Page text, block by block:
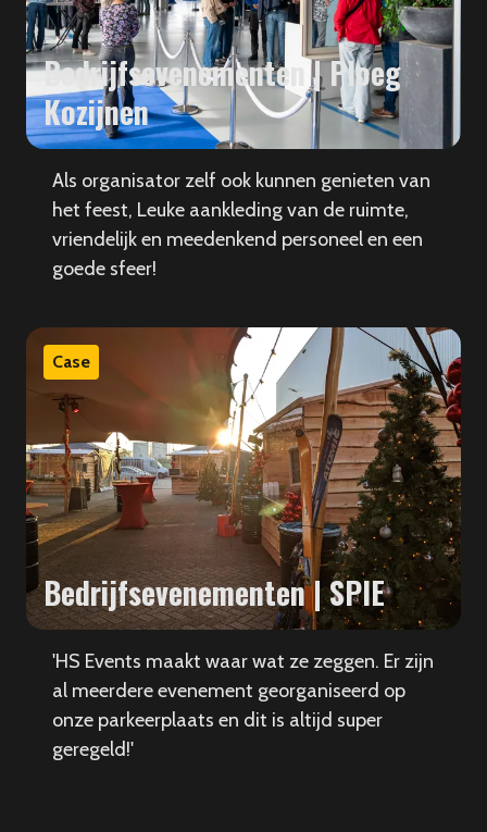
Bedrijfsevenementen | Ploeg
Kozijnen
Als organisator zelf ook kunnen genieten van
het feest, Leuke aankleding van de ruimte,
vriendelijk en meedenkend personeel en een
goede sfeer!
Case
Bedrijfsevenementen | SPIE
'HS Events maakt waar wat ze zeggen. Er zijn
al meerdere evenement georganiseerd op
onze parkeerplaats en dit is altijd super
geregeld!'